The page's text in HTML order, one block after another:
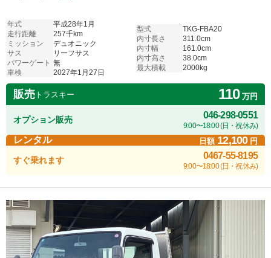
年式
平成28年1月
走行距離
257千km
ミッション
デュオニック
サス
リーフサス
パワーゲート 無
車検
2027年1月27日
型式
TKG-FBA20
内寸長さ
311.0cm
内寸幅
161.0cm
内寸高さ
38.0cm
最大積載
2000kg
販売 トラスキー 110万円
オプション販売 046-298-0551
9:00〜18:00 (日・祝休み)
レンタル 日額 12,100円
すぐ乗れます 0467-55-8195
9:00〜18:00 (日・祝休み)